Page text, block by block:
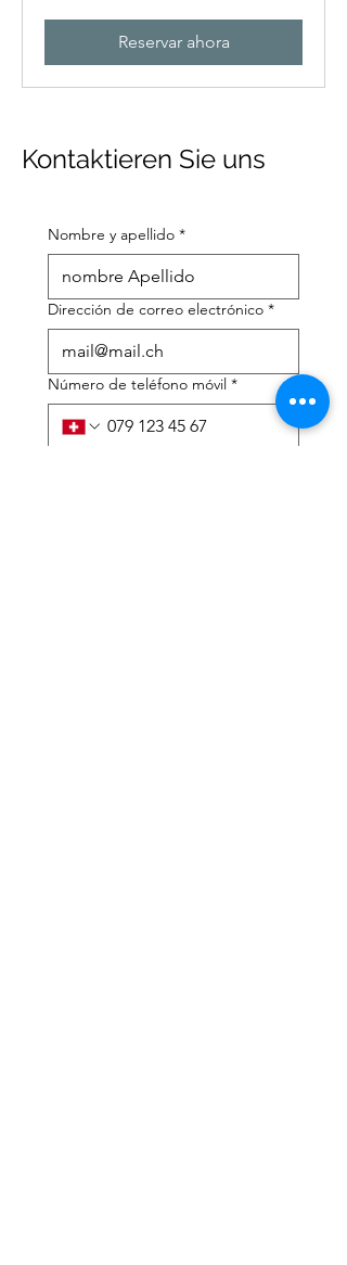
Reservar ahora
Kontaktieren Sie uns
Nombre y apellido *
Dirección de correo electrónico *
Número de teléfono móvil *